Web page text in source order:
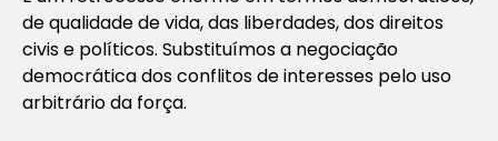
de qualidade de vida, das liberdades, dos direitos
civis e políticos. Substituímos a negociação
democrática dos conflitos de interesses pelo uso
arbitrário da força.